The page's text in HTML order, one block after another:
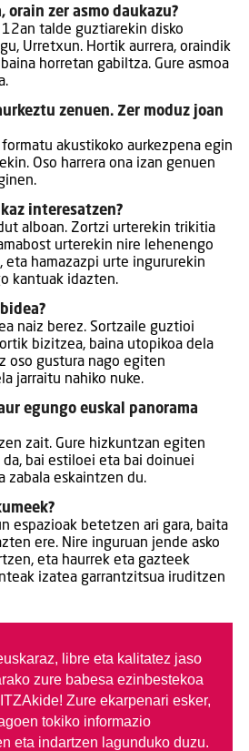
orain zer asmo daukazu?
talde guztiarekin disko
Urretxun. Hortik aurrera, oraindik
horretan gabiltza. Gure asmoa
zenuen. Zer moduz joan
akustikoko aurkezpena egin
Oso harrera ona izan genuen
interesatzen?
alboan. Zortzi urterekin trikitia
urterekin nire lehenengo
eta hamazazpi urte ingururekin
kantuak idazten.
naiz berez. Sortzaile guztioi
bizitzea, baina utopikoa dela
oso gustura nago egiten
jarraitu nahiko nuke.
egungo euskal panorama
zait. Gure hizkuntzan egiten
bai estiloei eta bai doinuei
zabala eskaintzen du.
espazioak betetzen ari gara, baita
ere. Nire inguruan jende asko
eta haurrek eta gazteek
izatea garrantzitsua iruditzen
libre eta kalitatez jaso
zure babesa ezinbestekoa
Zure ekarpenari esker,
tokiko informazio
eta indartzen lagunduko duzu.